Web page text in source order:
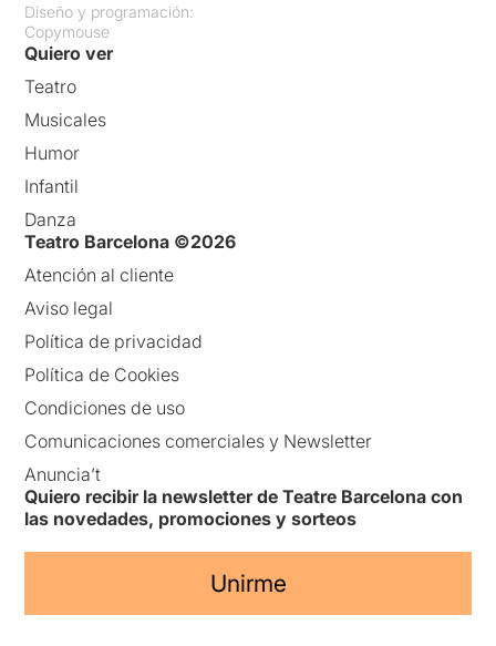
Diseño y programación:
Copymouse
Quiero ver
Teatro
Musicales
Humor
Infantil
Danza
Teatro Barcelona ©2026
Atención al cliente
Aviso legal
Política de privacidad
Política de Cookies
Condiciones de uso
Comunicaciones comerciales y Newsletter
Anuncia’t
Quiero recibir la newsletter de Teatre Barcelona con
las novedades, promociones y sorteos
Unirme